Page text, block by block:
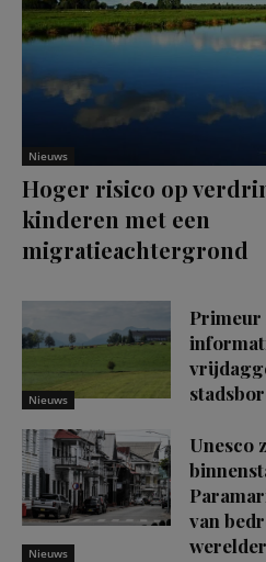
Nieuws
Hoger risico op
kinderen met een
migratieachtergrond
Nieuws
Primeur
Nieuws
Unesco
van